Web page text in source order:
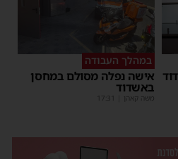
במהלך העבודה
אישה נפלה מסולם במחסן
באשדוד
משה קאהן |
17:31